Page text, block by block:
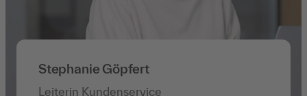
Stephanie Göpfert
Leiterin Kundenservice